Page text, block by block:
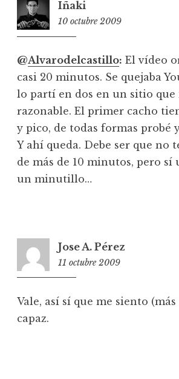
Iñaki
10 octubre 2009
@Alvarodelcastillo: El vídeo
casi 20 minutos. Se quejaba
lo partí en dos en un sitio que
razonable. El primer cacho
y pico, de todas formas probé
Y ahí queda. Debe ser que no
de más de 10 minutos, pero sí
un minutillo…
Jose A. Pérez
11 octubre 2009
Vale, así sí que me siento (más
capaz.